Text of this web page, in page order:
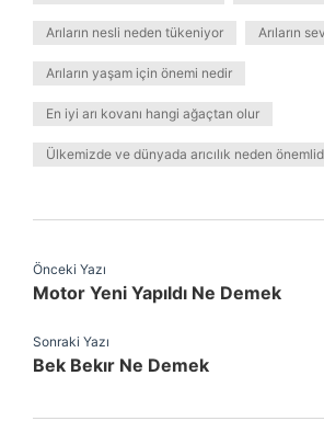
Arıların nesli neden tükeniyor Arıların
Arıların yaşam için önemi nedir
En iyi arı kovanı hangi ağaçtan olur
Ülkemizde ve dünyada arıcılık neden
Önceki Yazı
Motor Yeni Yapıldı Ne Demek
Sonraki Yazı
Bek Bekır Ne Demek